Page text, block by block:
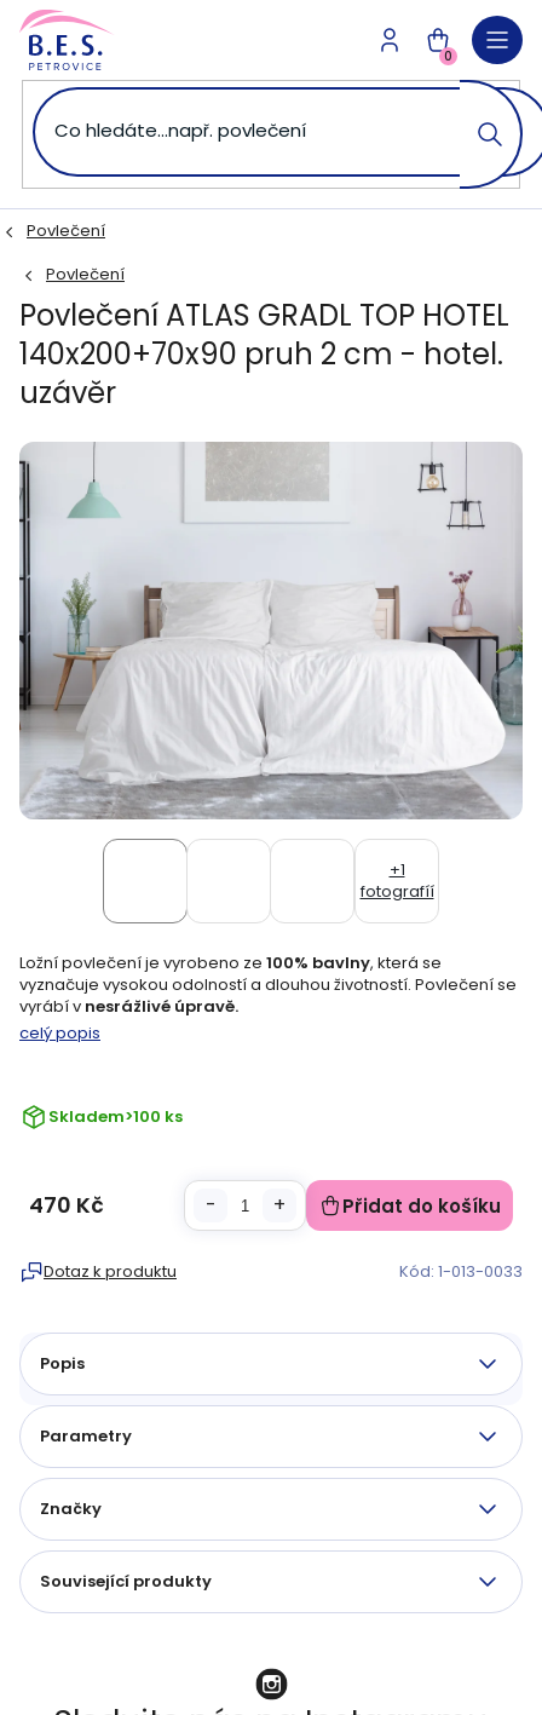
Přejít
obsah
NÁKUPNÍ
KOŠÍK
0
Povlečení
Povlečení
Povlečení ATLAS GRADL TOP HOTEL
140x200+70x90 pruh 2 cm - hotel.
uzávěr
+1
fotografíí
Skladem>100 ks
Ložní povlečení je vyrobeno ze 100% bavlny, která se
vyznačuje vysokou odolností a dlouhou životností. Povlečení se
vyrábí v nesrážlivé úpravě.
celý popis
Dotaz k produktu Kód: 1-013-0033
470 Kč Přidat do košíku
Popis
Parametry
Značky
Související produkty